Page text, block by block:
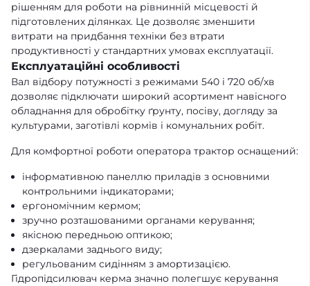
рішенням для роботи на рівнинній місцевості й
підготовлених ділянках. Це дозволяє зменшити
витрати на придбання техніки без втрати
продуктивності у стандартних умовах експлуатації.
Експлуатаційні особливості
Вал відбору потужності з режимами 540 і 720 об/хв
дозволяє підключати широкий асортимент навісного
обладнання для обробітку ґрунту, посіву, догляду за
культурами, заготівлі кормів і комунальних робіт.
Для комфортної роботи оператора трактор оснащений:
інформативною панеллю приладів з основними
контрольними індикаторами;
ергономічним кермом;
зручно розташованими органами керування;
якісною передньою оптикою;
дзеркалами заднього виду;
регульованим сидінням з амортизацією.
Гідропідсилювач керма значно полегшує керування